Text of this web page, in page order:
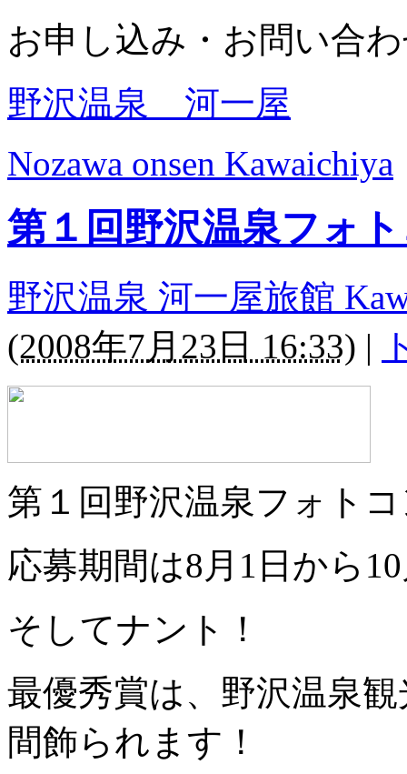
お申し込み・お問い
野沢温泉 河一屋
Nozawa onsen Kawaichiya
第１回野沢温泉フォ
野沢温泉 河一屋旅館
(2008年7月23日 16:33) |
第１回野沢温泉フォト
応募期間は8月1日から
そしてナント！
最優秀賞は、野沢温泉
間飾られます！